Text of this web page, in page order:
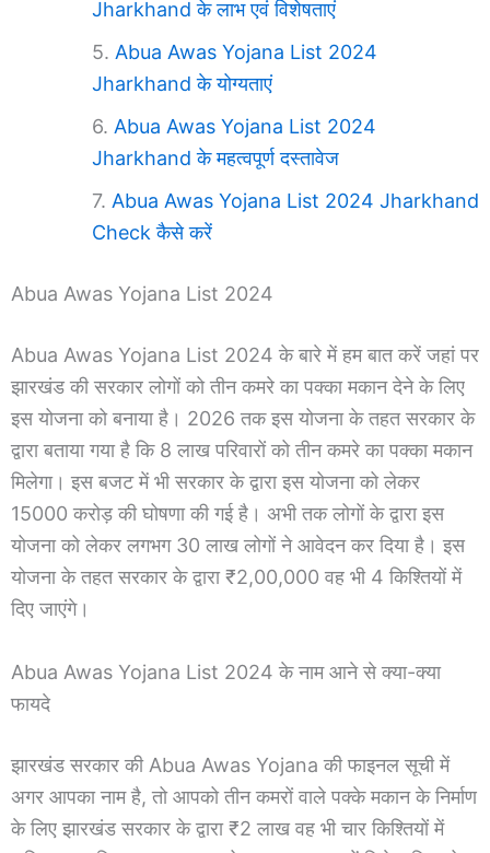
Jharkhand के लाभ एवं विशेषताएं
Abua Awas Yojana List 2024
Jharkhand के योग्यताएं
Abua Awas Yojana List 2024
Jharkhand के महत्वपूर्ण दस्तावेज
Abua Awas Yojana List 2024 Jharkhand
Check कैसे करें
Abua Awas Yojana List 2024
Abua Awas Yojana List 2024 के बारे में हम बात करें जहां पर
झारखंड की सरकार लोगों को तीन कमरे का पक्का मकान देने के लिए
इस योजना को बनाया है। 2026 तक इस योजना के तहत सरकार के
द्वारा बताया गया है कि 8 लाख परिवारों को तीन कमरे का पक्का मकान
मिलेगा। इस बजट में भी सरकार के द्वारा इस योजना को लेकर
15000 करोड़ की घोषणा की गई है। अभी तक लोगों के द्वारा इस
योजना को लेकर लगभग 30 लाख लोगों ने आवेदन कर दिया है। इस
योजना के तहत सरकार के द्वारा ₹2,00,000 वह भी 4 किश्तियों में
दिए जाएंगे।
Abua Awas Yojana List 2024 के नाम आने से क्या-क्या
फायदे
झारखंड सरकार की Abua Awas Yojana की फाइनल सूची में
अगर आपका नाम है, तो आपको तीन कमरों वाले पक्के मकान के निर्माण
के लिए झारखंड सरकार के द्वारा ₹2 लाख वह भी चार किश्तियों में